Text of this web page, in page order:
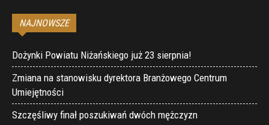
NAJNOWSZE
Dożynki Powiatu Niżańskiego już 23 sierpnia!
Zmiana na stanowisku dyrektora Branżowego Centrum
Umiejętności
Szczęśliwy finał poszukiwań dwóch mężczyzn